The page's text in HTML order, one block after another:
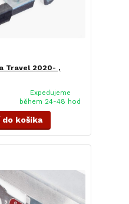
Travel 2020- ,
Expedujeme
během 24-48 hod
do košíka